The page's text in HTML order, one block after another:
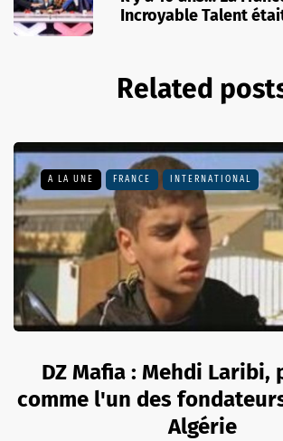
Incroyable Talent
Related
A LA UNE FRANCE INTERNATIONAL
DZ Mafia : Mehdi Laribi,
comme l'un des
Algérie